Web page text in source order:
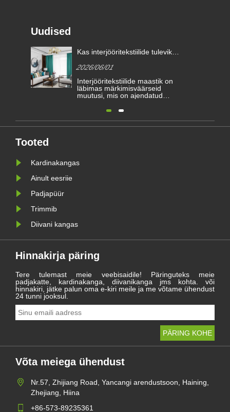
Uudised
Kas interjööritekstiilide tulevikku
kardinakangas?
2026/06/01
Interjööritekstiilide maastik on
läbimas märkimisväärseid
muutusi, mis on ajendatud
arhitektuurinõuetest ja tarbijate
funktsionaalsuse osas. Selles
Tooted
Kardinakangas
Ainult eesriie
Padjapüür
Trimmib
Diivani kangas
Hinnakirja päring
Tere tulemast meie veebisaidile! Päringuteks meie
padjakatte, kardinakanga, diivanikanga jms kohta. või
hinnakiri, jätke palun oma e-kiri meile ja me võtame ühendust
24 tunni jooksul.
Võta meiega ühendust
Nr.57, Zhijiang Road, Yancangi arendustsoon, Haining,
Zhejiang, Hiina
+86-573-89235361